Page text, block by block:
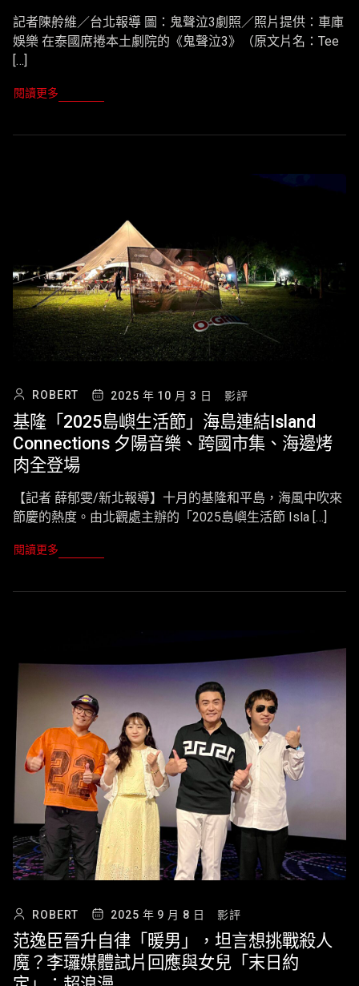
記者陳舲維／台北報導 圖：鬼聲泣3劇照／照片提供：車庫
娛樂 在泰國席捲本土劇院的《鬼聲泣3》（原文片名：Tee
[…]
閱讀更多
ROBERT 2025 年 10 月 3 日 影評
基隆「2025島嶼生活節」海島連結Island
Connections 夕陽音樂、跨國市集、海邊烤
肉全登場
【記者 薛郁雯/新北報導】十月的基隆和平島，海風中吹來
節慶的熱度。由北觀處主辦的「2025島嶼生活節 Isla […]
閱讀更多
ROBERT 2025 年 9 月 8 日 影評
范逸臣晉升自律「暖男」，坦言想挑戰殺人
魔？李㼈媒體試片回應與女兒「末日約